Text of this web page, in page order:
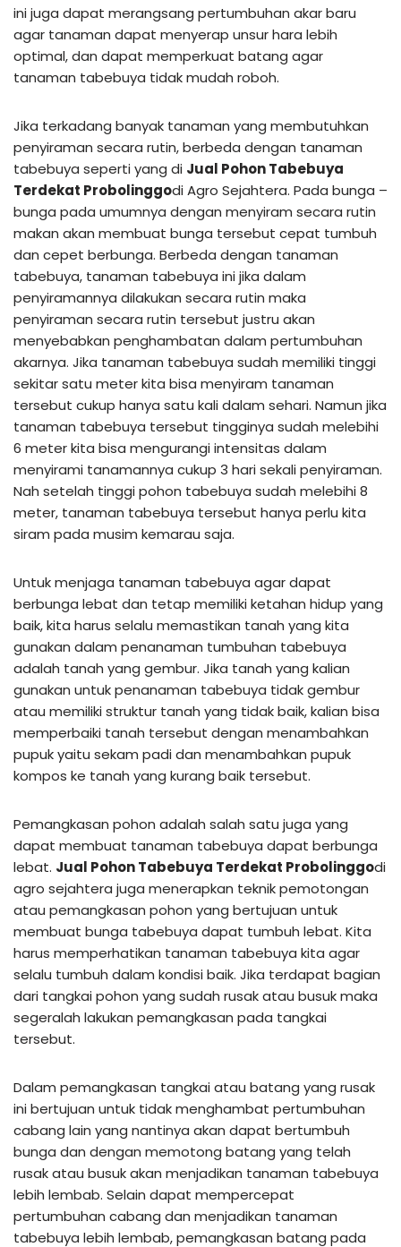
ini juga dapat merangsang pertumbuhan akar baru
agar tanaman dapat menyerap unsur hara lebih
optimal, dan dapat memperkuat batang agar
tanaman tabebuya tidak mudah roboh.
Jika terkadang banyak tanaman yang membutuhkan
penyiraman secara rutin, berbeda dengan tanaman
tabebuya seperti yang di Jual Pohon Tabebuya
Terdekat Probolinggodi Agro Sejahtera. Pada bunga –
bunga pada umumnya dengan menyiram secara rutin
makan akan membuat bunga tersebut cepat tumbuh
dan cepet berbunga. Berbeda dengan tanaman
tabebuya, tanaman tabebuya ini jika dalam
penyiramannya dilakukan secara rutin maka
penyiraman secara rutin tersebut justru akan
menyebabkan penghambatan dalam pertumbuhan
akarnya. Jika tanaman tabebuya sudah memiliki tinggi
sekitar satu meter kita bisa menyiram tanaman
tersebut cukup hanya satu kali dalam sehari. Namun jika
tanaman tabebuya tersebut tingginya sudah melebihi
6 meter kita bisa mengurangi intensitas dalam
menyirami tanamannya cukup 3 hari sekali penyiraman.
Nah setelah tinggi pohon tabebuya sudah melebihi 8
meter, tanaman tabebuya tersebut hanya perlu kita
siram pada musim kemarau saja.
Untuk menjaga tanaman tabebuya agar dapat
berbunga lebat dan tetap memiliki ketahan hidup yang
baik, kita harus selalu memastikan tanah yang kita
gunakan dalam penanaman tumbuhan tabebuya
adalah tanah yang gembur. Jika tanah yang kalian
gunakan untuk penanaman tabebuya tidak gembur
atau memiliki struktur tanah yang tidak baik, kalian bisa
memperbaiki tanah tersebut dengan menambahkan
pupuk yaitu sekam padi dan menambahkan pupuk
kompos ke tanah yang kurang baik tersebut.
Pemangkasan pohon adalah salah satu juga yang
dapat membuat tanaman tabebuya dapat berbunga
lebat. Jual Pohon Tabebuya Terdekat Probolinggodi
agro sejahtera juga menerapkan teknik pemotongan
atau pemangkasan pohon yang bertujuan untuk
membuat bunga tabebuya dapat tumbuh lebat. Kita
harus memperhatikan tanaman tabebuya kita agar
selalu tumbuh dalam kondisi baik. Jika terdapat bagian
dari tangkai pohon yang sudah rusak atau busuk maka
segeralah lakukan pemangkasan pada tangkai
tersebut.
Dalam pemangkasan tangkai atau batang yang rusak
ini bertujuan untuk tidak menghambat pertumbuhan
cabang lain yang nantinya akan dapat bertumbuh
bunga dan dengan memotong batang yang telah
rusak atau busuk akan menjadikan tanaman tabebuya
lebih lembab. Selain dapat mempercepat
pertumbuhan cabang dan menjadikan tanaman
tabebuya lebih lembab, pemangkasan batang pada